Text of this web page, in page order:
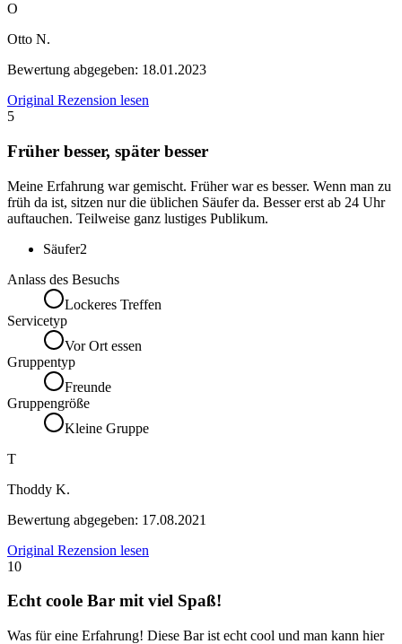
O
Otto N.
Bewertung abgegeben: 18.01.2023
Original Rezension lesen
5
Früher besser, später besser
Meine Erfahrung war gemischt. Früher war es besser. Wenn man zu
früh da ist, sitzen nur die üblichen Säufer da. Besser erst ab 24 Uhr
auftauchen. Teilweise ganz lustiges Publikum.
Säufer2
Anlass des Besuchs
Lockeres Treffen
Servicetyp
Vor Ort essen
Gruppentyp
Freunde
Gruppengröße
Kleine Gruppe
T
Thoddy K.
Bewertung abgegeben: 17.08.2021
Original Rezension lesen
10
Echt coole Bar mit viel Spaß!
Was für eine Erfahrung! Diese Bar ist echt cool und man kann hier